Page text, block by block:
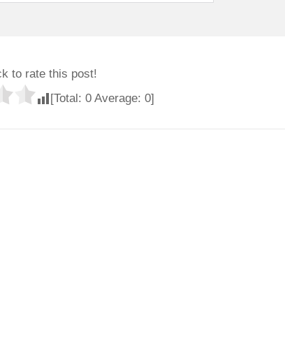
to rate this post!
[Total: 0Average: 0]